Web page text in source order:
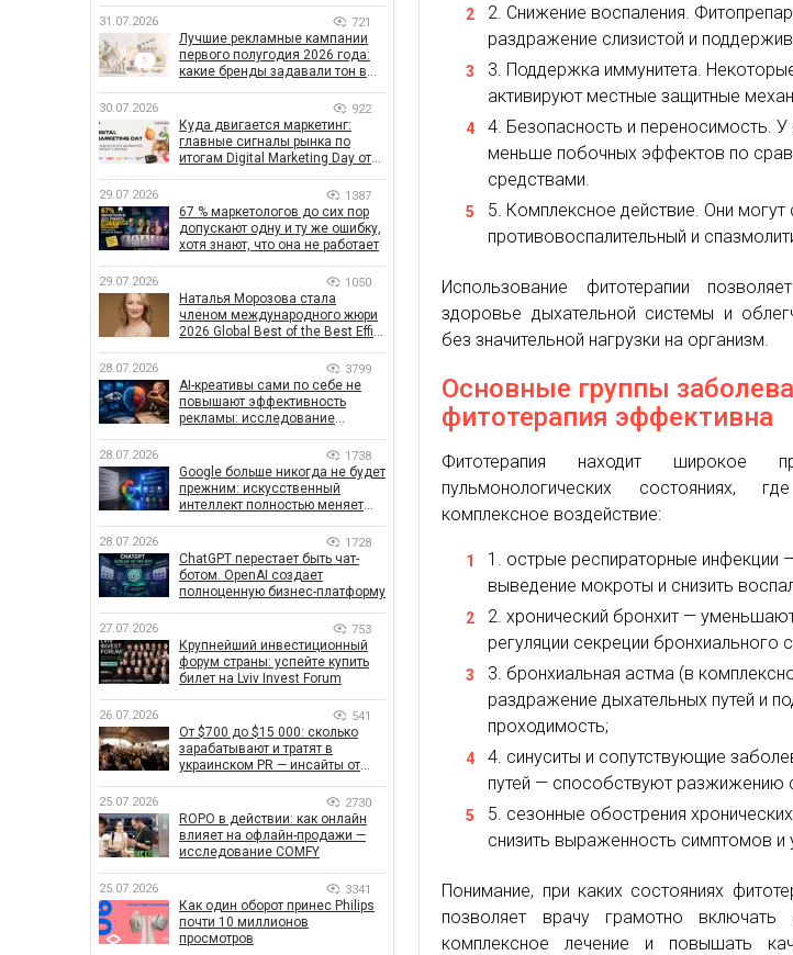
Снижение воспаления.
раздражение слизистой и
Поддержка иммунитета.
активируют местные защитные
Безопасность и переносимость.
меньше побочных эффектов по
средствами.
Комплексное действие. Они
противовоспалительный и
Использование фитотерапии
здоровье дыхательной системы и
без значительной нагрузки на организм.
Основные группы
фитотерапия эффективна
Фитотерапия находит широкое
пульмонологических состояниях,
комплексное воздействие:
острые респираторные инфекции
выведение мокроты и снизить
хронический бронхит —
регуляции секреции бронхиального
бронхиальная астма (в
раздражение дыхательных путей и
проходимость;
синуситы и сопутствующие
путей — способствуют разжижению
сезонные обострения
снизить выраженность симптомов
Понимание, при каких состояниях
позволяет врачу грамотно включать
комплексное лечение и повышать
31.07.2026 721
Лучшие рекламные кампании
первого полугодия 2026 года:
какие бренды задавали тон в
30.07.2026 922
Куда двигается маркетинг:
главные сигналы рынка по
итогам Digital Marketing Day от
29.07.2026 1387
67 % маркетологов до сих пор
допускают одну и ту же ошибку,
хотя знают, что она не работает
29.07.2026 1050
Наталья Морозова стала
членом международного жюри
2026 Global Best of the Best Effie
28.07.2026 3799
AI-креативы сами по себе не
повышают эффективность
рекламы: исследование
влияет на эффективность
кампаний
28.07.2026 1738
Google больше никогда не будет
прежним: искусственный
интеллект полностью меняет
28.07.2026 1728
ChatGPT перестает быть чат-
ботом. OpenAI создает
полноценную бизнес-платформу
27.07.2026 753
Крупнейший инвестиционный
форум страны: успейте купить
билет на Lviv Invest Forum
26.07.2026 541
От $700 до $15 000: сколько
зарабатывают и тратят в
украинском PR — инсайты от
25.07.2026 2730
ROPO в действии: как онлайн
влияет на офлайн-продажи —
исследование COMFY
25.07.2026 3341
Как один оборот принес Philips
почти 10 миллионов
просмотров